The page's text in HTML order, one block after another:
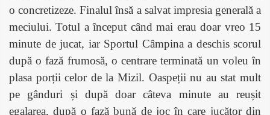
o concretizeze. Finalul însă a salvat impresia generală a
meciului. Totul a început când mai erau doar vreo 15
minute de jucat, iar Sportul Câmpina a deschis scorul
după o fază frumosă, o centrare terminată un voleu în
plasa porții celor de la Mizil. Oaspeții nu au stat mult
pe gânduri și după doar câteva minute au reușit
egalarea, după o fază bună de joc în care jucător din